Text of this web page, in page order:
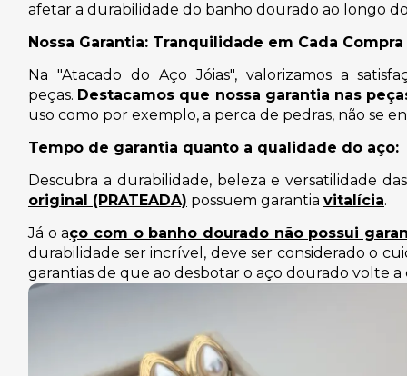
afetar a durabilidade do banho dourado ao longo
Nossa Garantia: Tranquilidade em Cada Compra
Na "Atacado do Aço Jóias", valorizamos a
peças. Destacamos que nossa garantia nas
uso como por exemplo, a perca de pedras, não se
Tempo de garantia quanto a qualidade do aço:
Descubra a durabilidade, beleza e versatilidade
original (PRATEADA) possuem garantia vitalícia.
Já o aço com o banho dourado não possui
durabilidade ser incrível, deve ser considerado o
garantias de que ao desbotar o aço dourado volte a